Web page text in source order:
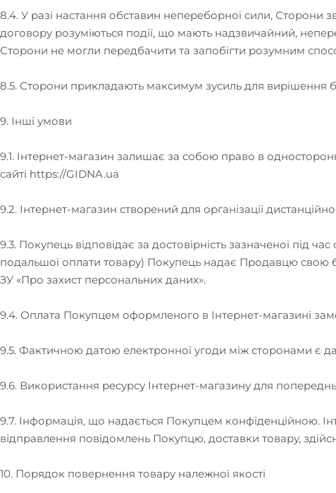
8.4. У разі настання обставин непереборної сили, Сторони
договору розуміються події, що мають надзвичайний,
Сторони не могли передбачити та запобігти розумним
8.5. Сторони прикладають максимум зусиль для вирішення
9. Інші умови
9.1. Інтернет-магазин залишає за собою право в
сайті https://GIDNA.ua
9.2. Інтернет-магазин створений для організації
9.3. Покупець відповідає за достовірність зазначеної
подальшої оплати товару) Покупець надає Продавцю свою
ЗУ «Про захист персональних даних».
9.4. Оплата Покупцем оформленого в Інтернет-магазині
9.5. Фактичною датою електронної угоди між сторонами є
9.6. Використання ресурсу Інтернет-магазину для
9.7. Інформація, що надається Покупцем конфіденційною.
відправлення повідомлень Покупцю, доставки товару,
10. Порядок повернення товару належної якості